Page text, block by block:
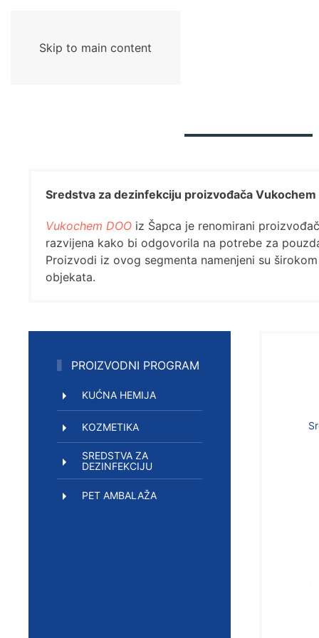
Skip to main content
Sredstva za dezinfekciju proizvođača Vukochem
Vukochem DOO iz Šapca je renomirani
razvijena kako bi odgovorila na potrebe za
Proizvodi iz ovog segmenta namenjeni su
objekata.
PROIZVODNI PROGRAM
KUĆNA HEMIJA
KOZMETIKA
SREDSTVA ZA
DEZINFEKCIJU
PET AMBALAŽA